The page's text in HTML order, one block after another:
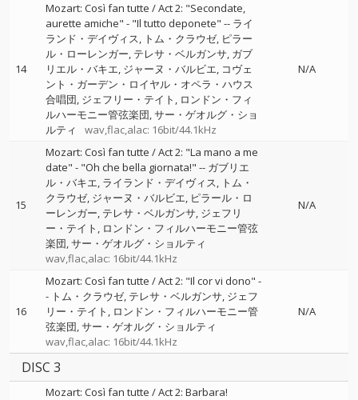
14
Mozart: Così fan tutte / Act 2: "Secondate,
aurette amiche" - "Il tutto deponete" -- ライ
ランド・デイヴィス
トム・クラウゼ ピラー
ル・ローレンガー テレサ・ベルガンサ ガブ
リエル・バキエ ジャーヌ・バルビエ コヴェ
ント・ガーデン・ロイヤル・オペラ・ハウス
合唱団 ジェフリー・テイト
ロンドン・フィ
ルハーモニー管弦楽団 サー・ゲオルグ・ショ
ルティ
wav,flac,alac: 16bit/44.1kHz
N/A
15
Mozart: Così fan tutte / Act 2: "La mano a me
date" - "Oh che bella giornata!" -- ガブリエ
ル・バキエ ライランド・デイヴィス
トム・
クラウゼ ジャーヌ・バルビエ ピラール・ロ
ーレンガー テレサ・ベルガンサ ジェフリ
ー・テイト
ロンドン・フィルハーモニー管弦
楽団 サー・ゲオルグ・ショルティ
wav,flac,alac: 16bit/44.1kHz
N/A
16
Mozart: Così fan tutte / Act 2: "Il cor vi dono" -
- トム・クラウゼ テレサ・ベルガンサ ジェフ
リー・テイト
ロンドン・フィルハーモニー管
弦楽団 サー・ゲオルグ・ショルティ
wav,flac,alac: 16bit/44.1kHz
N/A
DISC 3
Mozart: Così fan tutte / Act 2: Barbara!